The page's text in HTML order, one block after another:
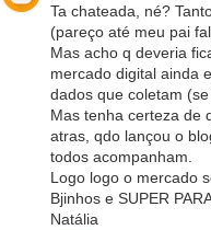
Ta chateada, né?
(pareço até meu pai
Mas acho q deveria
mercado digital ainda
dados que coletam
Mas tenha certeza de
atras, qdo lançou o
todos acompanham.
Logo logo o mercado
Bjinhos e SUPER
Natália